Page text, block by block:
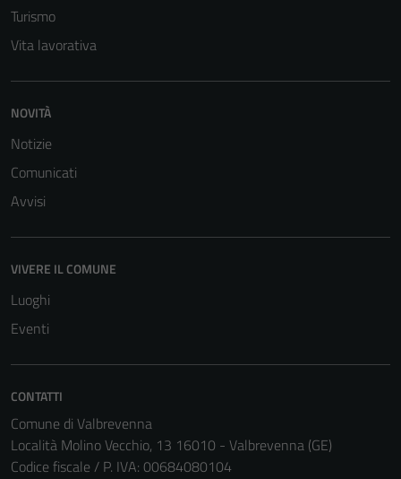
Turismo
Vita lavorativa
NOVITÀ
Notizie
Comunicati
Avvisi
VIVERE IL COMUNE
Luoghi
Eventi
CONTATTI
Comune di Valbrevenna
Località Molino Vecchio, 13 16010 - Valbrevenna (GE)
Codice fiscale / P. IVA: 00684080104
Questi cookie
sono necessari